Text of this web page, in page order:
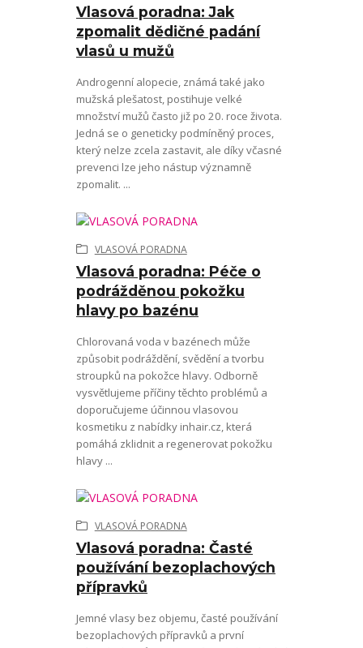
Vlasová poradna: Jak
zpomalit dědičné padání
vlasů u mužů
Androgenní alopecie, známá také jako
mužská plešatost, postihuje velké
množství mužů často již po 20. roce života.
Jedná se o geneticky podmíněný proces,
který nelze zcela zastavit, ale díky včasné
prevenci lze jeho nástup významně
zpomalit. ...
Vlasová poradna: Péče o
podrážděnou pokožku
hlavy po bazénu
VLASOVÁ PORADNA
Chlorovaná voda v bazénech může
způsobit podráždění, svědění a tvorbu
stroupků na pokožce hlavy. Odborně
vysvětlujeme příčiny těchto problémů a
doporučujeme účinnou vlasovou
kosmetiku z nabídky inhair.cz, která
pomáhá zklidnit a regenerovat pokožku
hlavy ...
Vlasová poradna: Časté
používání bezoplachových
přípravků
VLASOVÁ PORADNA
Jemné vlasy bez objemu, časté používání
bezoplachových přípravků a první